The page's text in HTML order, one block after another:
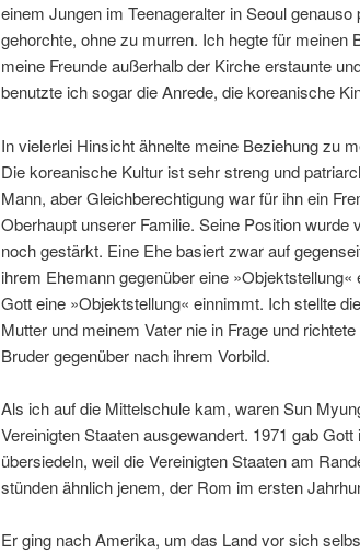
einem Jungen im Teenageralter in Seoul
gehorchte, ohne zu murren. Ich hegte für meinen
meine Freunde außerhalb der Kirche erstaunte
benutzte ich sogar die Anrede, die koreanische
In vielerlei Hinsicht ähnelte meine Beziehung zu
Die koreanische Kultur ist sehr streng und
Mann, aber Gleichberechtigung war für ihn ein
Oberhaupt unserer Familie. Seine Position wurde
noch gestärkt. Eine Ehe basiert zwar auf
ihrem Ehemann gegenüber eine
Gott eine »Objektstellung« einnimmt. Ich stellte
Mutter und meinem Vater nie in Frage und
Bruder gegenüber nach ihrem Vorbild.
Als ich auf die Mittelschule kam, waren Sun
Vereinigten Staaten ausgewandert. 1971 gab
übersiedeln, weil die Vereinigten Staaten am
stünden ähnlich jenem, der Rom im ersten
Er ging nach Amerika, um das Land vor sich